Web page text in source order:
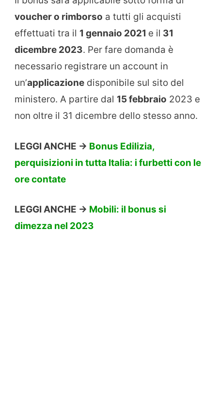
voucher o rimborso a tutti gli acquisti
effettuati tra il 1 gennaio 2021 e il 31
dicembre 2023. Per fare domanda è
necessario registrare un account in
un’applicazione disponibile sul sito del
ministero. A partire dal 15 febbraio 2023 e
non oltre il 31 dicembre dello stesso anno.
LEGGI ANCHE -> Bonus Edilizia,
perquisizioni in tutta Italia: i furbetti con le
ore contate
LEGGI ANCHE -> Mobili: il bonus si
dimezza nel 2023